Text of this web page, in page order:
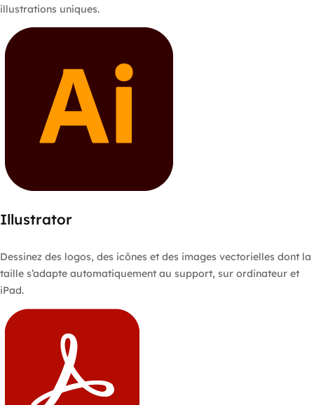
illustrations uniques.
Illustrator
Dessinez des logos, des icônes et des images vectorielles dont la
taille s’adapte automatiquement au support, sur ordinateur et
iPad.